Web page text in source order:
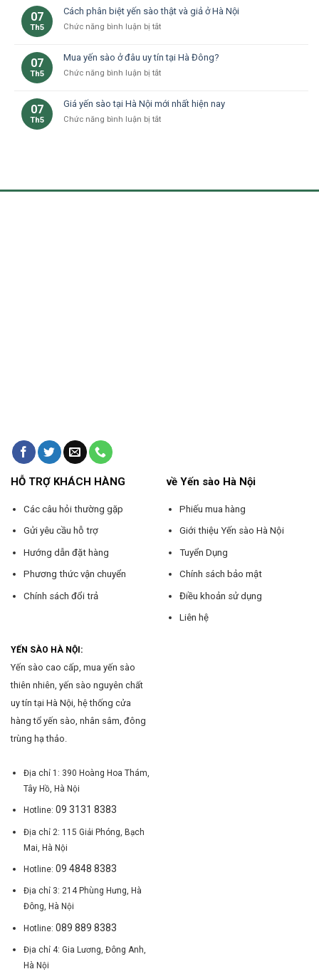
–
Yến
sào
Đông
giữ
tại
nhà
Nội
dành
cho
bầu
Hà
Lợi
và
07
Th5
Cách phân biệt yến sào thật và giả ở Hà Nội
Chức năng bình luận bị tắtở
biệt
yến
thật
giả
07
Th5
Mua yến sào ở đâu uy tín tại Hà Đông?
Chức năng bình luận bị tắtở
sào
ở
Đông?
07
Th5
Giá yến sào tại Hà Nội mới nhất hiện nay
Chức năng bình luận bị tắtở
Nội
HỖ TRỢ KHÁCH HÀNG
Các câu hỏi thường gặp
Gửi yêu cầu hỗ trợ
Hướng dẫn đặt hàng
Phương thức vận chuyển
Chính sách đổi trả
về Yến sào Hà Nội
Phiếu mua hàng
Giới thiệu Yến sào Hà Nội
Tuyển Dụng
Chính sách bảo mật
Điều khoản sử dụng
Liên hệ
YẾN SÀO HÀ NỘI:
Yến sào cao cấp, mua yến sào
thiên nhiên, yến sào nguyên chất
uy tín tại Hà Nội, hệ thống cửa
hàng tổ yến sào, nhân sâm, đông
trùng hạ thảo.
Địa chỉ 1: 390 Hoàng Hoa Thám,
Tây Hồ, Hà Nội
Hotline: 09 3131 8383
Địa chỉ 2: 115 Giải Phóng, Bạch
Mai, Hà Nội
Hotline: 09 4848 8383
Địa chỉ 3: 214 Phùng Hưng, Hà
Đông, Hà Nội
Hotline: 089 889 8383
Địa chỉ 4: Gia Lương, Đông Anh,
Hà Nội